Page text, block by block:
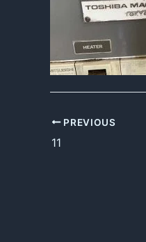
PREVIOUS
11